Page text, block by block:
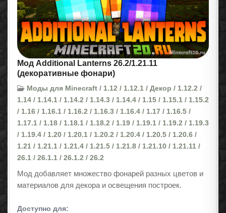
Мод Additional Lanterns 26.2/1.21.11
(декоративные фонари)
Моды для Minecraft / 1.12 / 1.12.1 / Декор / 1.12.2 /
1.14 / 1.14.1 / 1.14.2 / 1.14.3 / 1.14.4 / 1.15 / 1.15.1 / 1.15.2
/ 1.16 / 1.16.1 / 1.16.2 / 1.16.3 / 1.16.4 / 1.17 / 1.16.5 /
1.17.1 / 1.18 / 1.18.1 / 1.18.2 / 1.19 / 1.19.1 / 1.19.2 / 1.19.3
/ 1.19.4 / 1.20 / 1.20.1 / 1.20.2 / 1.20.4 / 1.20.5 / 1.20.6 /
1.21 / 1.21.1 / 1.21.4 / 1.21.5 / 1.21.8 / 1.21.10 / 1.21.11 /
26.1 / 26.1.1 / 26.1.2 / 26.2
Мод добавляет множество фонарей разных цветов и
материалов для декора и освещения построек.
Доступно для: